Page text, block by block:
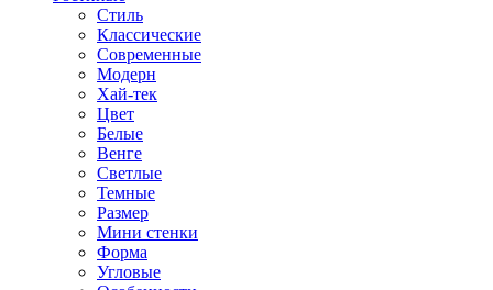
Стиль
Классические
Современные
Модерн
Хай-тек
Цвет
Белые
Венге
Светлые
Темные
Размер
Мини стенки
Форма
Угловые